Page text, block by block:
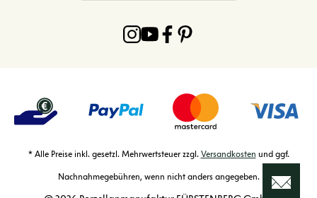
* Alle Preise inkl. gesetzl. Mehrwertsteuer zzgl. Versandkosten und ggf.
Nachnahmegebühren, wenn nicht anders angegeben.